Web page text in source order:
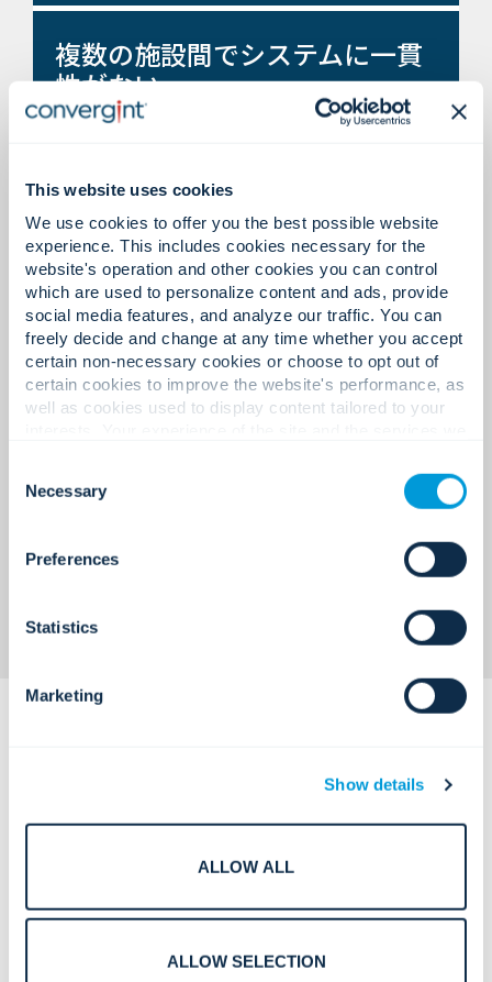
This website uses cookies
We use cookies to offer you the best possible website
experience. This includes cookies necessary for the
website's operation and other cookies you can control
which are used to personalize content and ads, provide
social media features, and analyze our traffic. You can
freely decide and change at any time whether you accept
certain non-necessary cookies or choose to opt out of
certain cookies to improve the website's performance, as
well as cookies used to display content tailored to your
cookies. Click "Show details" below for more information
about who we share your information with.
Selection
Necessary
Preferences
Statistics
Marketing
Show details
ALLOW ALL
ALLOW SELECTION
インテリジェントセンサーとビ
デオ検証により、誤検知を削減
します。
複数の施設間でシステムに一貫
性がない。
集中監視による標準化された侵
入管理。
負担の大きいテストとメンテナ
ンス。
ライフサイクル管理型のサービ
スプログラムとデジタルレポー
リアルタイムでの状況把握能力
の欠如。
侵入検知、アクセス制御、ビデ
オ監視を連携させた統合ダッシ
ュボード。
明確で、企業向けに最適化されたサ
ます。設計、実装、そして継続的な